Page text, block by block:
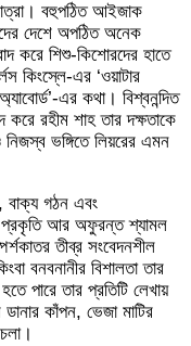
বহুপঠিত আইজাক
দেশে অপঠিত অনেক
করে শিশু-কিশোরদের হাতে
কিংস্লে-এর ‘ওয়াটার
এর কথা। বিশ্বনন্দিত
করে রহীম শাহ তার দক্ষতাকে
ভঙ্গিতে লিয়রের এমন
বাক্য গঠন এবং
প্রকৃতি আর অফুরন্ত শ্যামল
তীব্র সংবেদনশীল
বনবনানীর বিশালতা তার
পারে তার প্রতিটি লেখায়
ডানার কাঁপন, ভেজা মাটির